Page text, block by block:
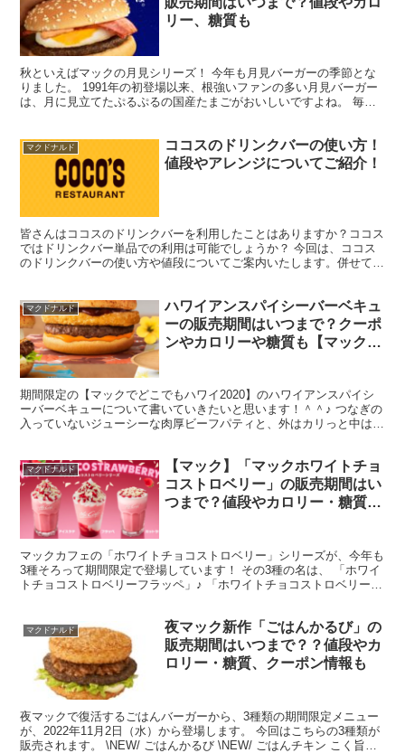
リー、糖質も
秋といえばマックの月見シリーズ！ 今年も月見バーガーの季節とな
りました。 1991年の初登場以来、根強いファンの多い月見バーガー
は、月に見立てたぷるぷるの国産たまごがおいしいですよね。 毎年
マクドナルド
ココスのドリンクバーの使い方！
値段やアレンジについてご紹介！
皆さんはココスのドリンクバーを利用したことはありますか？ココス
ではドリンクバー単品での利用は可能でしょうか？ 今回は、ココス
のドリンクバーの使い方や値段についてご案内いたします。併せてコ
マクドナルド
ハワイアンスパイシーバーベキュ
ーの販売期間はいつまで？クーポ
ンやカロリーや糖質も【マックで
期間限定の【マックでどこでもハワイ2020】のハワイアンスパイシ
ーバーベキューについて書いていきたいと思います！＾＾♪ つなぎの
入っていないジューシーな肉厚ビーフパティと、外はカリっと中はホ
マクドナルド
【マック】「マックホワイトチョ
コストロベリー」の販売期間はい
つまで？値段やカロリー・糖質、
マックカフェの「ホワイトチョコストロベリー」シリーズが、今年も
3種そろって期間限定で登場しています！ その3種の名は、 「ホワイ
トチョコストロベリーフラッペ」♪ 「ホワイトチョコストロベリーラ
マクドナルド
夜マック新作「ごはんかるび」の
販売期間はいつまで？？値段やカ
ロリー・糖質、クーポン情報も
夜マックで復活するごはんバーガーから、3種類の期間限定メニュー
が、2022年11月2日（水）から登場します。 今回はこちらの3種類が
販売されます。 \NEW/ ごはんかるび \NEW/ ごはんチキン こく旨醤